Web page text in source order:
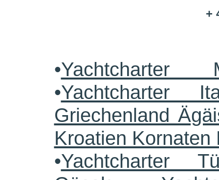
+
•Yachtcharter
•Yachtcharter
Griechenland
Kroatien
•Yachtcharter